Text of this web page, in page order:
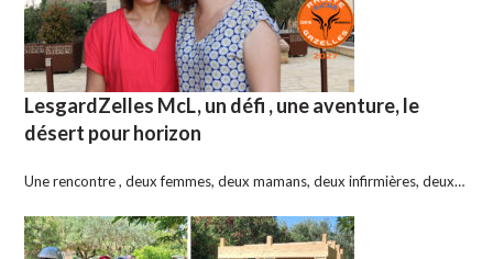
LesgardZelles McL, un défi , une aventure, le
désert pour horizon
Une rencontre , deux femmes, deux mamans, deux infirmières, deux…